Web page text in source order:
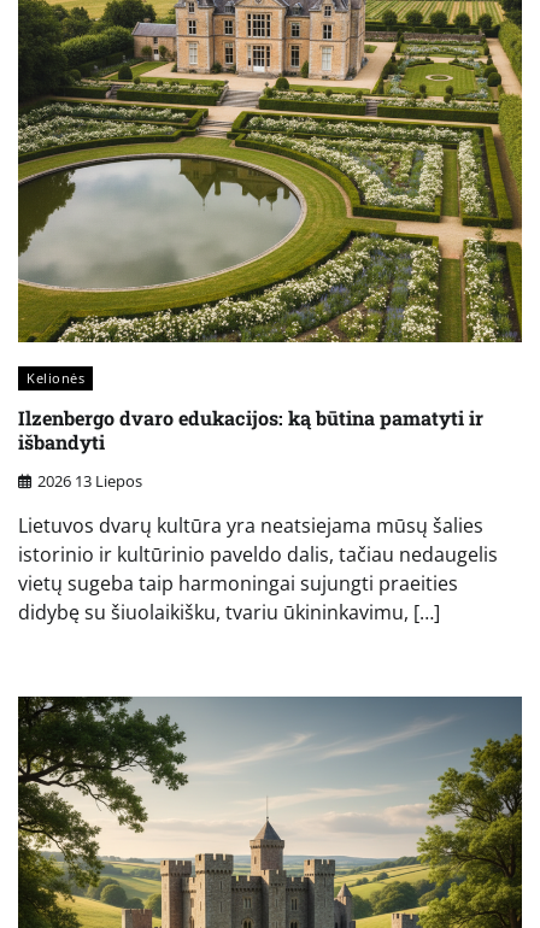
Kelionės
Ilzenbergo dvaro edukacijos: ką būtina pamatyti ir
išbandyti
2026 13 Liepos
Lietuvos dvarų kultūra yra neatsiejama mūsų šalies
istorinio ir kultūrinio paveldo dalis, tačiau nedaugelis
vietų sugeba taip harmoningai sujungti praeities
didybę su šiuolaikišku, tvariu ūkininkavimu, […]